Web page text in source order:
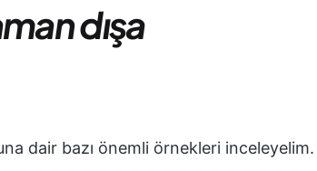
dışa
dair bazı önemli örnekleri inceleyelim.